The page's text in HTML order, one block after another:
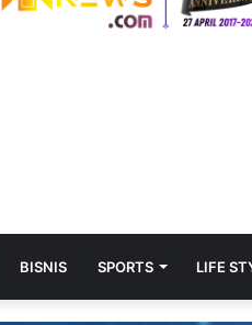
BISNIS SPORTS LIFE